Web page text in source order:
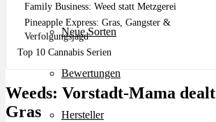
Neue Sorten
Bewertungen
Hersteller
Family Business: Weed statt Metzgerei
Pineapple Express: Gras, Gangster &
Verfolgungsjagd
Top 10 Cannabis Serien
Weeds: Vorstadt-Mama dealt
Gras